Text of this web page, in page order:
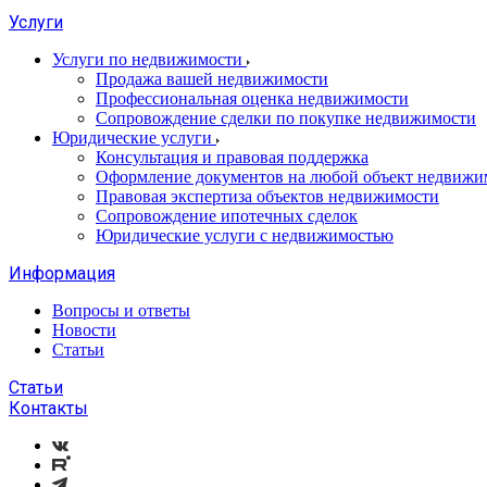
Услуги
Услуги по недвижимости
Продажа вашей недвижимости
Профессиональная оценка недвижимости
Сопровождение сделки по покупке недвижимости
Юридические услуги
Консультация и правовая поддержка
Оформление документов на любой объект
Правовая экспертиза объектов недвижимости
Сопровождение ипотечных сделок
Юридические услуги с недвижимостью
Информация
Вопросы и ответы
Новости
Статьи
Статьи
Контакты